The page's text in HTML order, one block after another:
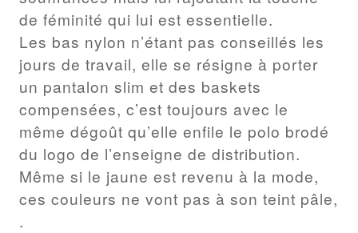
de féminité qui lui est essentielle.
Les bas nylon n’étant pas conseillés les
jours de travail, elle se résigne à porter
un pantalon slim et des baskets
compensées, c’est toujours avec le
même dégoût qu’elle enfile le polo brodé
du logo de l’enseigne de distribution.
Même si le jaune est revenu à la mode,
ces couleurs ne vont pas à son teint pâle,
.